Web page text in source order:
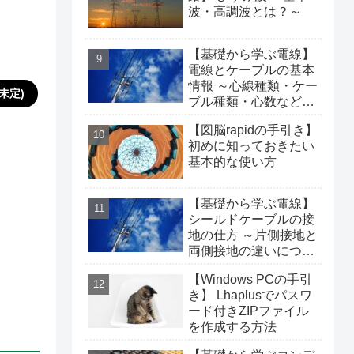
定)
波・高調波とは？～
【基礎から学ぶ電線】
電線とケーブルの基本
情報 ～心線種類・ケー
ブル種類・心数などに
【図脳rapidの手引き】
初めに知っておきたい
基本的な使い方
【基礎から学ぶ電線】
シールドケーブルの接
地の仕方 ～片側接地と
両側接地の違いについ
【Windows PCの手引
き】 Lhaplusでパスワ
ード付きZIPファイル
を作成する方法